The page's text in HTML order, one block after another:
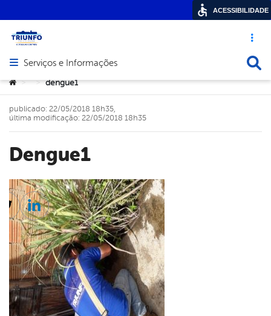
Acesso
Abrir menu principal de navegação
Serviços e Informações
Você está aqui:
> > dengue1
dengue1
publicado: 22/05/2018 18h35,
última modificação: 22/05/2018 18h35
Twitter
Linkedin
ACESSIBILIDADE